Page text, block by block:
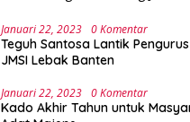
Januari 22, 2023 0 Komentar
Teguh Santosa Lantik
JMSI Lebak Banten
Januari 22, 2023 0 Komentar
Kado Akhir Tahun untuk